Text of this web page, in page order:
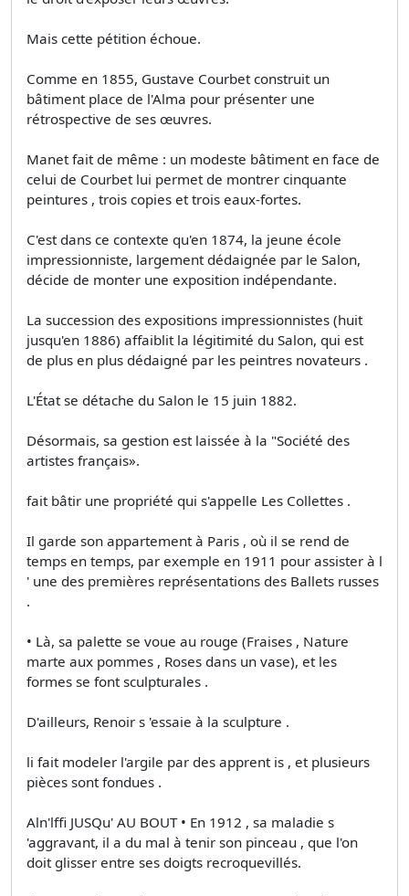
Mais cette pétition échoue.
Comme en 1855, Gustave Courbet construit un
bâtiment place de l'Alma pour présenter une
rétrospective de ses œuvres.
Manet fait de même : un modeste bâtiment en face de
celui de Courbet lui permet de montrer cinquante
peintures , trois copies et trois eaux-fortes.
C'est dans ce contexte qu'en 1874, la jeune école
impressionniste, largement dédaignée par le Salon,
décide de monter une exposition indépendante.
La succession des expositions impressionnistes (huit
jusqu'en 1886) affaiblit la légitimité du Salon, qui est
de plus en plus dédaigné par les peintres novateurs .
L'État se détache du Salon le 15 juin 1882.
Désormais, sa gestion est laissée à la "Société des
artistes français».
fait bâtir une propriété qui s'appelle Les Collettes .
Il garde son appartement à Paris , où il se rend de
temps en temps, par exemple en 1911 pour assister à l
' une des premières représentations des Ballets russes
.
• Là, sa palette se voue au rouge (Fraises , Nature
marte aux pommes , Roses dans un vase), et les
formes se font sculpturales .
D'ailleurs, Renoir s 'essaie à la sculpture .
li fait modeler l'argile par des apprent is , et plusieurs
pièces sont fondues .
Aln'lffi JUSQu' AU BOUT • En 1912 , sa maladie s
'aggravant, il a du mal à tenir son pinceau , que l'on
doit glisser entre ses doigts recroquevillés.